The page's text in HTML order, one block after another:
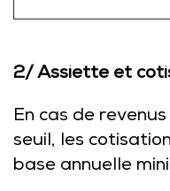
2/ Assiette et
En cas de
seuil, les
base annuelle